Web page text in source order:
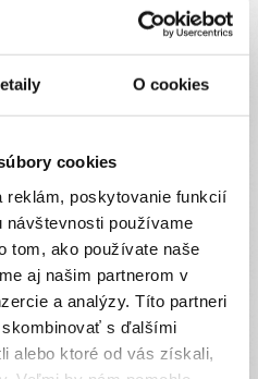
O cookies
cookies
reklám, poskytovanie funkcií
používame
tom, ako používate naše
aj našim partnerom v
a analýzy. Títo partneri
s ďalšími
alebo ktoré od vás získali,
ďalej
čo nás napĺňa nádejou. Naša
pomôcky a neustále terapie sú v
– je to šanca pre Lívinku dosiahnuť
každú podporu, ktorá nám pomôže
nohách.
potrebuje k svojmu napredovaniu.
ešte viac, alebo sledovať Lívinkin
nášho webu www.vialivia.sk